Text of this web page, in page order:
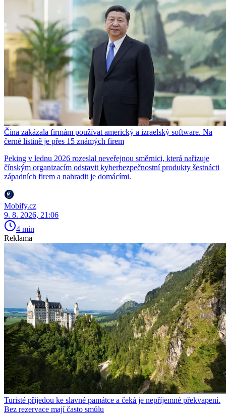
Čína zakázala firmám používat americký a izraelský software. Na
černé listině je přes 15 známých firem
Peking v lednu 2026 rozeslal neveřejnou směrnici, která nařizuje
čínským organizacím odstavit kyberbezpečnostní produkty šestnácti
západních firem a nahradit je domácími.
Mobify.cz
9. 8. 2026, 21:06
4 min
Reklama
Turisté přijedou ke slavné památce a čeká je nepříjemné překvapení.
Bez rezervace mají často smůlu